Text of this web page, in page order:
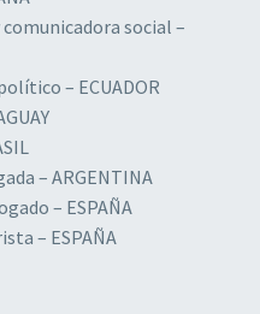
social –
– ECUADOR
– ARGENTINA
– ESPAÑA
– ESPAÑA